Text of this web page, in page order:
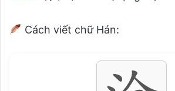
Cách viết chữ Hán: